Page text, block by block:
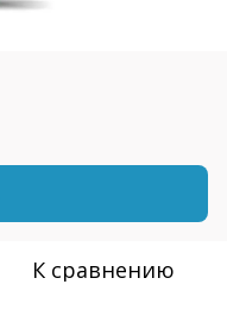
К сравнению